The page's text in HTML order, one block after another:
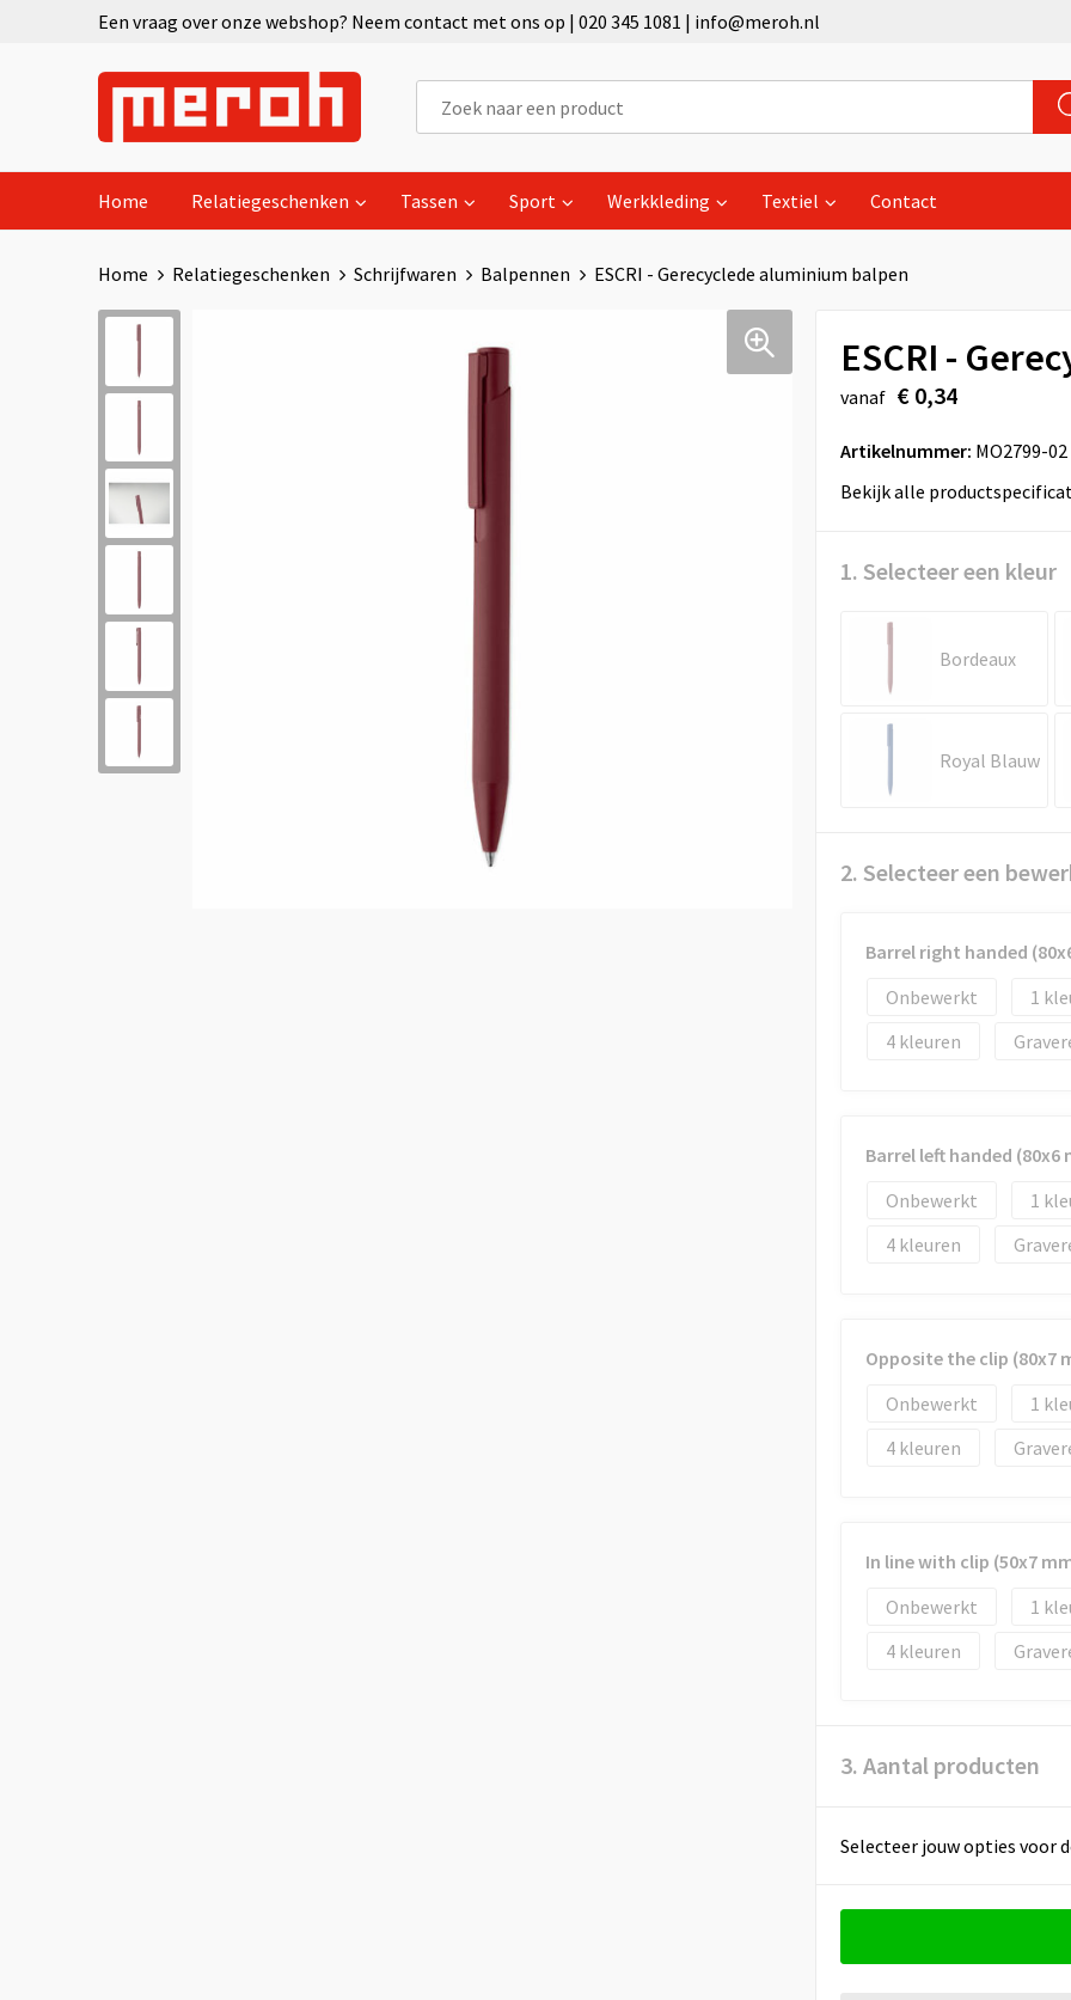
Een vraag over onze webshop? Neem contact met ons op | 020 345 1081 | info@meroh.nl
Home Relatiegeschenken Tassen Sport Werkkleding Textiel Contact
Home Relatiegeschenken Schrijfwaren Balpennen ESCRI - Gerecyclede aluminium balpen
ESCRI -
vanaf € 0,34
Artikelnummer: MO2799-02
Bekijk alle
1. Selecteer een kleur
Bordeaux
Royal Blauw
2. Selecteer een
Barrel right handed
Onbewerkt
1
4
Barrel left handed (80x6
Onbewerkt
1
4
Opposite the clip (80x7
Onbewerkt
1
4
In line with clip (50x7
Onbewerkt
1
4
3. Aantal producten
Selecteer jouw opties voor